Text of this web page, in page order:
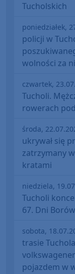
Tucholskich
poniedziałek,
policji w
wolności za
czwartek,
Tucholi.
rowerach
środa,
ukrywał się
zatrzymany
kratami
niedziela,
Tucholi
67. Dni
sobota,
trasie
pojazdem w